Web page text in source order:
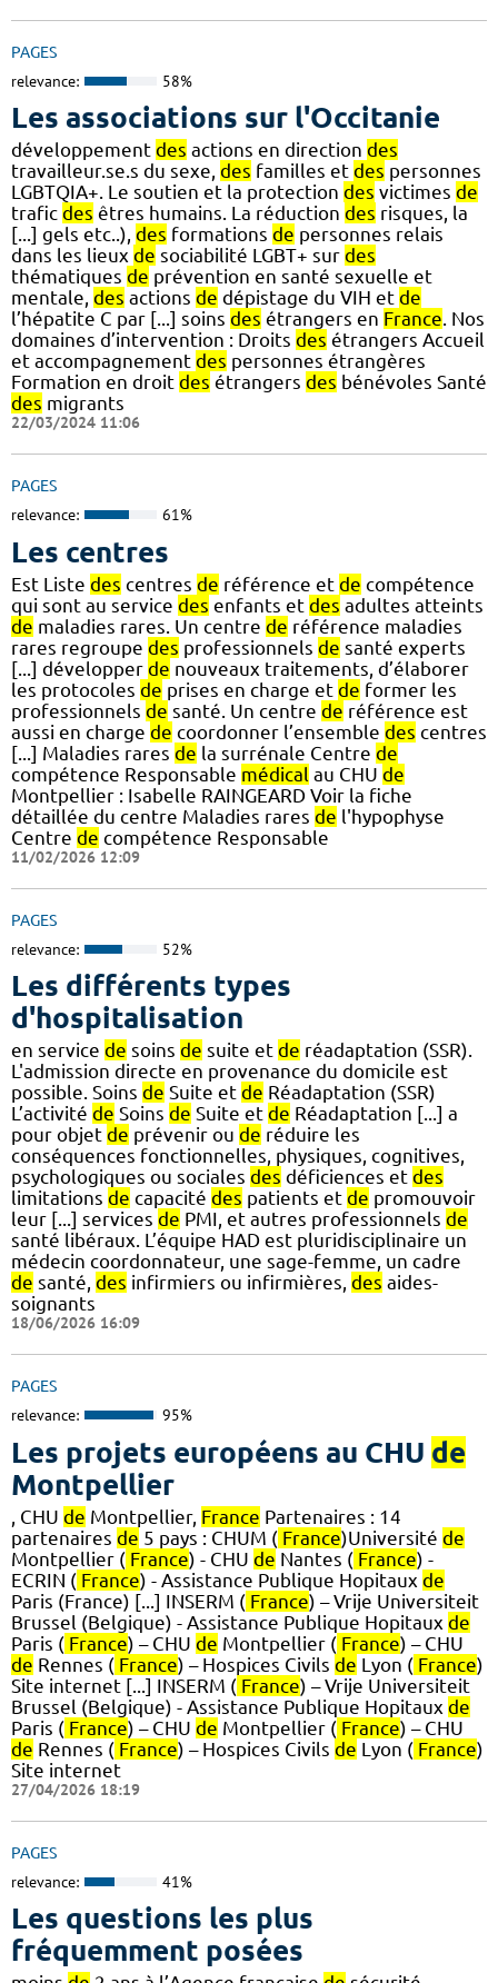
PAGES
relevance: 58%
Les associations sur l'Occitanie
développement des actions en direction des
travailleur.se.s du sexe, des familles et des personnes
LGBTQIA+. Le soutien et la protection des victimes de
trafic des êtres humains. La réduction des risques, la
[...] gels etc..), des formations de personnes relais
dans les lieux de sociabilité LGBT+ sur des
thématiques de prévention en santé sexuelle et
mentale, des actions de dépistage du VIH et de
l’hépatite C par [...] soins des étrangers en France. Nos
domaines d’intervention : Droits des étrangers Accueil
et accompagnement des personnes étrangères
Formation en droit des étrangers des bénévoles Santé
des migrants
22/03/2024 11:06
PAGES
relevance: 61%
Les centres
Est Liste des centres de référence et de compétence
qui sont au service des enfants et des adultes atteints
de maladies rares. Un centre de référence maladies
rares regroupe des professionnels de santé experts
[...] développer de nouveaux traitements, d’élaborer
les protocoles de prises en charge et de former les
professionnels de santé. Un centre de référence est
aussi en charge de coordonner l’ensemble des centres
[...] Maladies rares de la surrénale Centre de
compétence Responsable médical au CHU de
Montpellier : Isabelle RAINGEARD Voir la fiche
détaillée du centre Maladies rares de l'hypophyse
Centre de compétence Responsable
11/02/2026 12:09
PAGES
relevance: 52%
Les différents types
d'hospitalisation
en service de soins de suite et de réadaptation (SSR).
L'admission directe en provenance du domicile est
possible. Soins de Suite et de Réadaptation (SSR)
L’activité de Soins de Suite et de Réadaptation [...] a
pour objet de prévenir ou de réduire les
conséquences fonctionnelles, physiques, cognitives,
psychologiques ou sociales des déficiences et des
limitations de capacité des patients et de promouvoir
leur [...] services de PMI, et autres professionnels de
santé libéraux. L’équipe HAD est pluridisciplinaire un
médecin coordonnateur, une sage-femme, un cadre
de santé, des infirmiers ou infirmières, des aides-
soignants
18/06/2026 16:09
PAGES
relevance: 95%
Les projets européens au CHU de
Montpellier
, CHU de Montpellier, France Partenaires : 14
partenaires de 5 pays : CHUM ( France)Université de
Montpellier ( France) - CHU de Nantes ( France) -
ECRIN ( France) - Assistance Publique Hopitaux de
Paris (France) [...] INSERM ( France) – Vrije Universiteit
Brussel (Belgique) - Assistance Publique Hopitaux de
Paris ( France) – CHU de Montpellier ( France) – CHU
de Rennes ( France) – Hospices Civils de Lyon ( France)
Site internet [...] INSERM ( France) – Vrije Universiteit
Brussel (Belgique) - Assistance Publique Hopitaux de
Paris ( France) – CHU de Montpellier ( France) – CHU
de Rennes ( France) – Hospices Civils de Lyon ( France)
Site internet
27/04/2026 18:19
PAGES
relevance: 41%
Les questions les plus
fréquemment posées